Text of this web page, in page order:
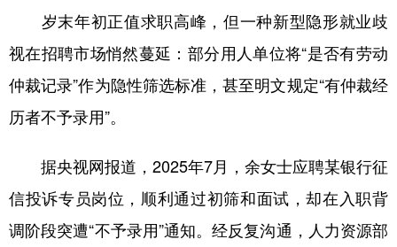
台湾 思客智库 全球连线 教育
科技 科创 量子 体育
文化 书画 健康 军事
法律 中央文件 金融 汽车
食品 人居 信息化 数字经济
学术中国 乡村振兴 溯源中国
岁末年初正值求职高峰，但一种新型隐形就业歧
视在招聘市场悄然蔓延：部分用人单位将“是否有劳动
仲裁记录”作为隐性筛选标准，甚至明文规定“有仲裁经
历者不予录用”。
据央视网报道，2025年7月，余女士应聘某银行征
信投诉专员岗位，顺利通过初筛和面试，却在入职背
调阶段突遭“不予录用”通知。经反复沟通，人力资源部